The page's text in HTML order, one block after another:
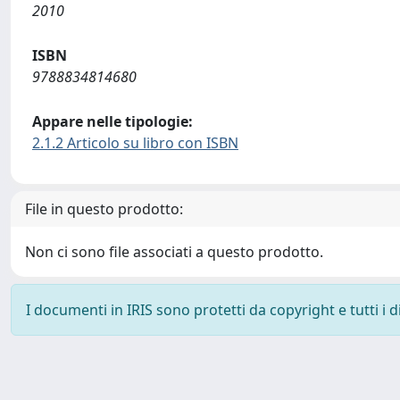
2010
ISBN
9788834814680
Appare nelle tipologie:
2.1.2 Articolo su libro con ISBN
File in questo prodotto:
Non ci sono file associati a questo prodotto.
I documenti in IRIS sono protetti da copyright e tutti i